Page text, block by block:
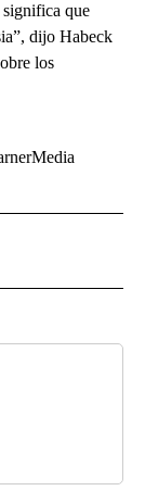
significa que
dijo Habeck
los
ABOUT